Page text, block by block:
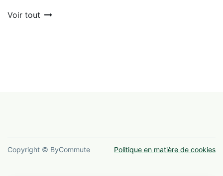
Voir tout
Copyright © ByCommute Politique en matière de cookies